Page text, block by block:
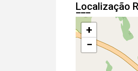
Localização
+
−